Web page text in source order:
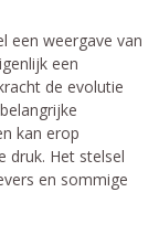
een weergave van
een
de evolutie
kan erop
druk. Het stelsel
en sommige